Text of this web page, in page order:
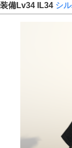
装備Lv34 IL34 シ